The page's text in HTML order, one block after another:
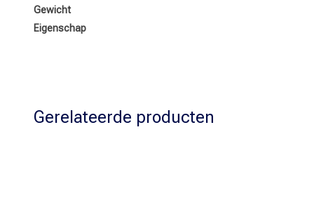
Gewicht
Eigenschap
Gerelateerde producten